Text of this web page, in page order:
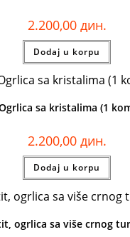
2.200,00 дин.
Dodaj u korpu
sa kristalima (1
2.200,00 дин.
Dodaj u korpu
ogrlica sa više crnog